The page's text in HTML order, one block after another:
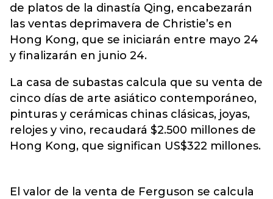
de platos de la dinastía Qing, encabezarán
las ventas deprimavera de Christie’s en
Hong Kong, que se iniciarán entre mayo 24
y finalizarán en junio 24.
La casa de subastas calcula que su venta de
cinco días de arte asiático contemporáneo,
pinturas y cerámicas chinas clásicas, joyas,
relojes y vino, recaudará $2.500 millones de
Hong Kong, que significan US$322 millones.
El valor de la venta de Ferguson se calcula